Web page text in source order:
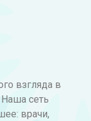
взгляда в
сеть
врачи,